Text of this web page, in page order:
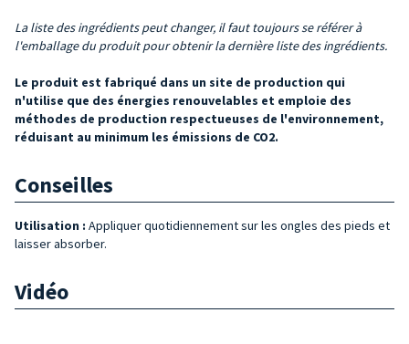
La liste des ingrédients peut changer, il faut toujours se référer à
l'emballage du produit pour obtenir la dernière liste des ingrédients.
Le produit est fabriqué dans un site de production qui
n'utilise que des énergies renouvelables et emploie des
méthodes de production respectueuses de l'environnement,
réduisant au minimum les émissions de CO2.
Conseilles
Utilisation : Appliquer quotidiennement sur les ongles des pieds et
laisser absorber.
Vidéo